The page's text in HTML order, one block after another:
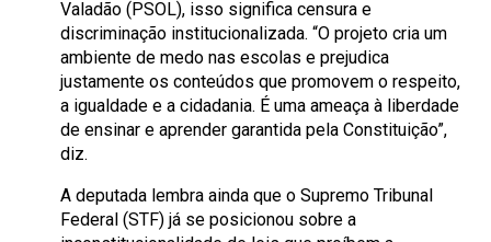
Valadão (PSOL), isso significa censura e
discriminação institucionalizada. “O projeto cria um
ambiente de medo nas escolas e prejudica
justamente os conteúdos que promovem o respeito,
a igualdade e a cidadania. É uma ameaça à liberdade
de ensinar e aprender garantida pela Constituição”,
diz.
A deputada lembra ainda que o Supremo Tribunal
Federal (STF) já se posicionou sobre a